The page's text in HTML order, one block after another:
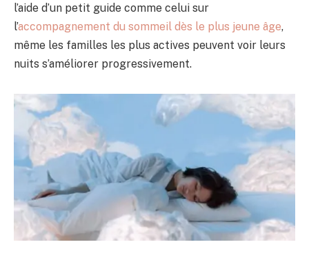
l’aide d’un petit guide comme celui sur
l’accompagnement du sommeil dès le plus jeune âge,
même les familles les plus actives peuvent voir leurs
nuits s’améliorer progressivement.